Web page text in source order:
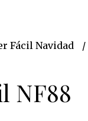
Fácil Navidad
NF88